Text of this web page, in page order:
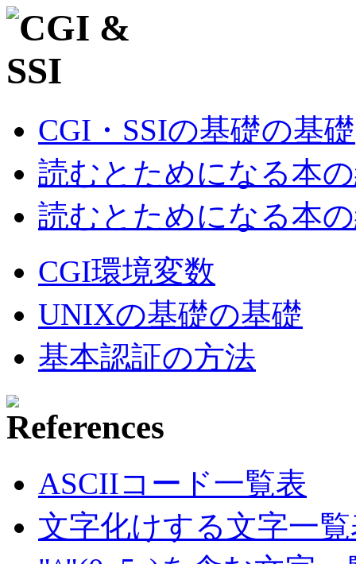
CGI・SSIの基礎の基礎
読むとためになる本
読むとためになる本
CGI環境変数
UNIXの基礎の基礎
基本認証の方法
ASCIIコード一覧表
文字化けする文字一